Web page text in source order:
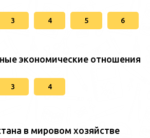
3 4 5 6
экономические отношения
3 4
в мировом хозяйстве